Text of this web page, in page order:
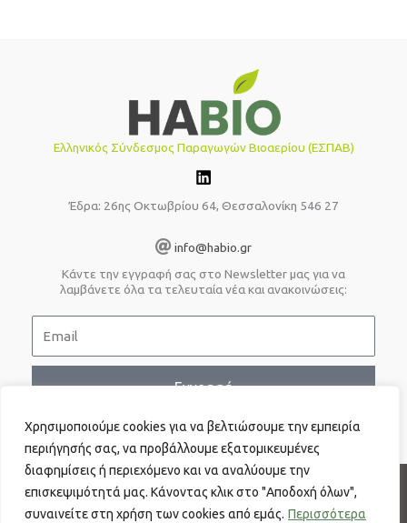
Χρησιμοποιούμε cookies για να βελτιώσουμε την εμπειρία
περιήγησής σας, να προβάλλουμε εξατομικευμένες
διαφημίσεις ή περιεχόμενο και να αναλύουμε την
επισκεψιμότητά μας. Κάνοντας κλικ στο "Αποδοχή όλων",
συναινείτε στη χρήση των cookies από εμάς. Περισσότερα
Ελληνικός Σύνδεσμος Παραγωγών Βιοαερίου (ΕΣΠΑΒ)
Έδρα: 26ης Οκτωβρίου 64, Θεσσαλονίκη 546 27
info@habio.gr
Κάντε την εγγραφή σας στο Newsletter μας για να
λαμβάνετε όλα τα τελευταία νέα και ανακοινώσεις:
a
i
Εγγραφή
Πολιτική απορρήτου
Ενημέρωση περί προστασίας προσωπικών δεδομένων